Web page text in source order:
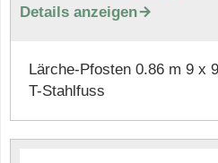
Details anzeigen
Lärche-Pfosten 0.86 m 9 x
T-Stahlfuss